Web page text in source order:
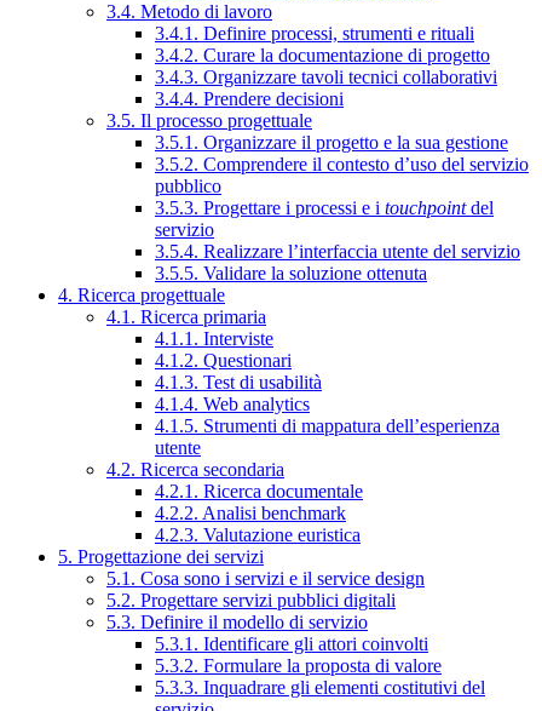
3.4. Metodo di lavoro
3.4.1. Definire processi, strumenti e rituali
3.4.2. Curare la documentazione di progetto
3.4.3. Organizzare tavoli tecnici collaborativi
3.4.4. Prendere decisioni
3.5. Il processo progettuale
3.5.1. Organizzare il progetto e la sua gestione
3.5.2. Comprendere il contesto d’uso del servizio
pubblico
3.5.3. Progettare i processi e i touchpointdel
servizio
3.5.4. Realizzare l’interfaccia utente del servizio
3.5.5. Validare la soluzione ottenuta
4. Ricerca progettuale
4.1. Ricerca primaria
4.1.1. Interviste
4.1.2. Questionari
4.1.3. Test di usabilità
4.1.4. Web analytics
4.1.5. Strumenti di mappatura dell’esperienza
utente
4.2. Ricerca secondaria
4.2.1. Ricerca documentale
4.2.2. Analisi benchmark
4.2.3. Valutazione euristica
5. Progettazione dei servizi
5.1. Cosa sono i servizi e il service design
5.2. Progettare servizi pubblici digitali
5.3. Definire il modello di servizio
5.3.1. Identificare gli attori coinvolti
5.3.2. Formulare la proposta di valore
5.3.3. Inquadrare gli elementi costitutivi del